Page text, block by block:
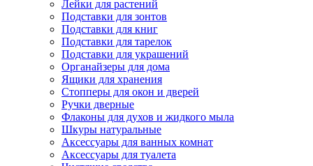
Лейки для растений
Подставки для зонтов
Подставки для книг
Подставки для тарелок
Подставки для украшений
Органайзеры для дома
Ящики для хранения
Стопперы для окон и дверей
Ручки дверные
Флаконы для духов и жидкого мыла
Шкуры натуральные
Аксессуары для ванных комнат
Аксессуары для туалета